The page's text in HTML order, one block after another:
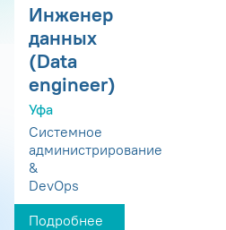
Инженер
данных
(Data
engineer)
Уфа
Системное
администрирование
&
DevOps
Подробнее